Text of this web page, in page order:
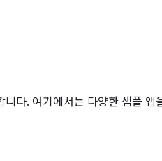
다. 여기에서는 다양한 샘플